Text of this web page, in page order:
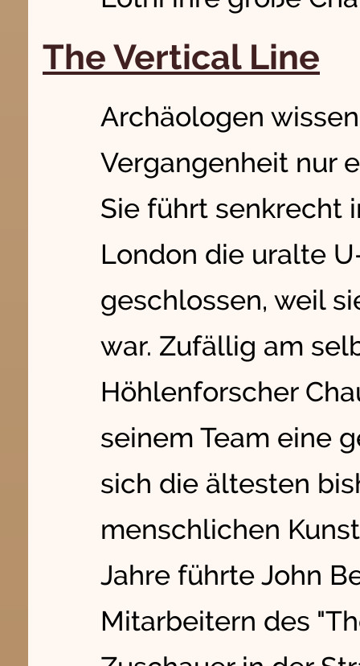
The Vertical Line
Archäologen
Vergangenheit nur
Sie führt senkrecht
London die uralte
geschlossen, weil
war. Zufällig am
Höhlenforscher
seinem Team eine
sich die ältesten
menschlichen
Jahre führte John
Mitarbeitern des